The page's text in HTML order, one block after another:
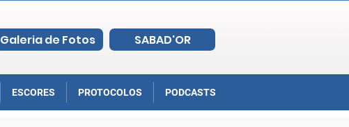
Galeria de Fotos SABAD'OR
ESCORES PROTOCOLOS PODCASTS